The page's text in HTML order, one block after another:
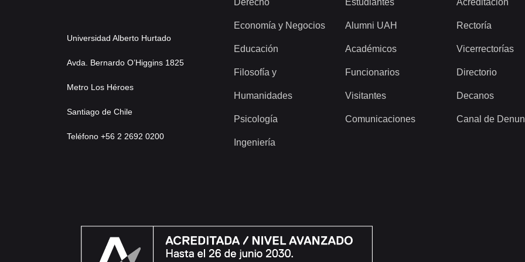
Universidad Alberto Hurtado
Avda. Bernardo O’Higgins 1825
Metro Los Héroes
Santiago de Chile
Teléfono +56 2 2692 0200
Derecho
Economía y Negocios
Educación
Filosofía y
Humanidades
Psicología
Ingeniería
Estudiantes
Alumni UAH
Académicos
Funcionarios
Visitantes
Comunicaciones
Acreditación
Rectoría
Vicerrectorías
Directorio
Decanos
Canal de